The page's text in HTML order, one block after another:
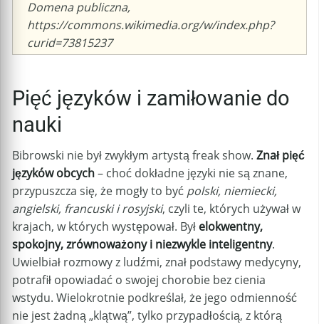
Domena publiczna,
https://commons.wikimedia.org/w/index.php?
curid=73815237
Pięć języków i zamiłowanie do
nauki
Bibrowski nie był zwykłym artystą freak show. Znał pięć
języków obcych– choć dokładne języki nie są znane,
przypuszcza się, że mogły to być polski, niemiecki,
angielski, francuski i rosyjski, czyli te, których używał w
krajach, w których występował. Był elokwentny,
spokojny, zrównoważony i niezwykle inteligentny.
Uwielbiał rozmowy z ludźmi, znał podstawy medycyny,
potrafił opowiadać o swojej chorobie bez cienia
wstydu. Wielokrotnie podkreślał, że jego odmienność
nie jest żadną „klątwą”, tylko przypadłością, z którą